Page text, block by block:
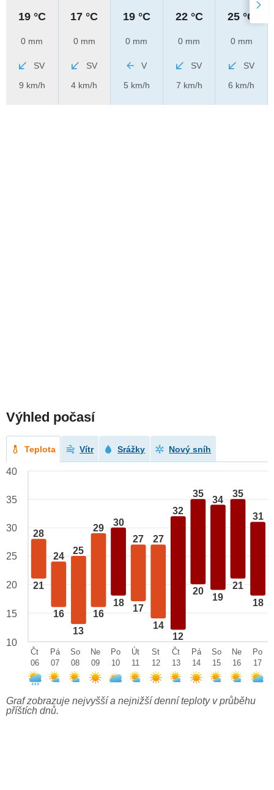
19 °C
0 mm
SV
9 km/h
17 °C
0 mm
SV
4 km/h
19 °C
0 mm
V
5 km/h
22 °C
0 mm
SV
7 km/h
25 °C
0 mm
SV
6 km/h
Výhled počasí
Teplota Vítr Srážky Nový sníh
28
21
24
16
25
13
29
16
30
18
27
17
27
14
32
12
35
20
34
19
35
21
31
18
40
35
30
25
20
15
10
Čt
06
Pá
07
So
08
Ne
09
Po
10
Út
11
St
12
Čt
13
Pá
14
So
15
Ne
16
Po
17
Graf zobrazuje nejvyšší a nejnižší denní teploty v průběhu
příštích dnů.